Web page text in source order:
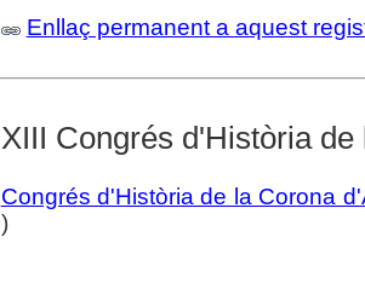
Enllaç permanent a aquest
XIII Congrés d'Història
Congrés d'Història de la Corona
)